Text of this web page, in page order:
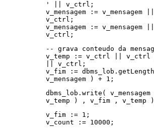
' || v_ctrl;
v_mensagem :=
v_ctrl;
v_mensagem :=
v_ctrl;
-- grava conteudo da
v_temp := v_ctrl ||
|| v_ctrl;
v_fim :=
v_mensagem ) + 1;
dbms_lob.write(
v_temp ) , v_fim , v_temp
v_fim := 1;
v_count := 10000;